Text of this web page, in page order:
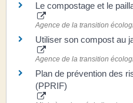
Le compostage et le
Agence de la transition
Utiliser son compost au
Agence de la transition
Plan de prévention des
(PPRIF)